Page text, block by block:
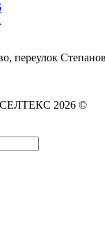
переулок
СЕЛТЕКС 2026 ©